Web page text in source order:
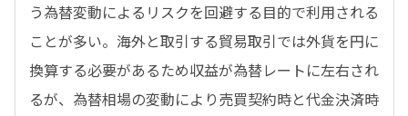
う為替変動によるリスクを回避する目的で利用される
ことが多い。海外と取引する貿易取引では外貨を円に
換算する必要があるため収益が為替レートに左右され
るが、為替相場の変動により売買契約時と代金決済時